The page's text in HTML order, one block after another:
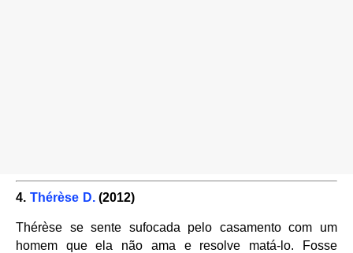
4. Thérèse D.(2012)
Thérèse se sente sufocada pelo casamento com um
homem que ela não ama e resolve matá-lo. Fosse